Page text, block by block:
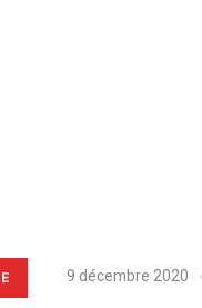
9 décembre 2020